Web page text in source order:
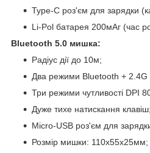
Type-C роз'єм для зарядки
Li-Pol батарея 200мАг (час
Bluetooth 5.0 мишка:
Радіус дії до 10м;
Два режими Bluetooth + 2.4G
Три режими чутливості DPI
Дуже тихе натискання клавіш;
Micro-USB роз'єм для
Розмір мишки: 110х55х25мм;